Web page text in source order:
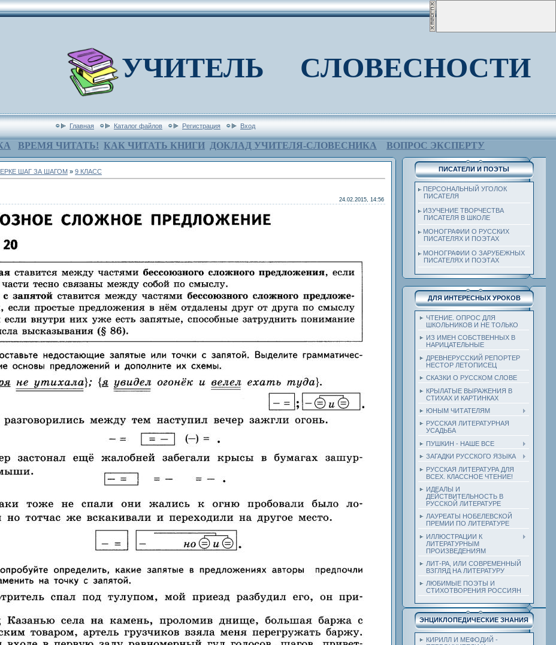
УЧИТЕЛЬ СЛОВЕСНОСТИ
Главная Каталог файлов Регистрация Вход
ВРЕМЯ ЧИТАТЬ! КАК ЧИТАТЬ КНИГИ ДОКЛАД УЧИТЕЛЯ-СЛОВЕСНИКА ВОПРОС ЭКСПЕРТУ
ШАГ ЗА ШАГОМ » 9 КЛАСС
24.02.2015, 14:56
ПИСАТЕЛИ И ПОЭТЫ
ПЕРСОНАЛЬНЫЙ УГОЛОК
ПИСАТЕЛЯ
ИЗУЧЕНИЕ ТВОРЧЕСТВА
ПИСАТЕЛЯ В ШКОЛЕ
МОНОГРАФИИ О РУССКИХ
ПИСАТЕЛЯХ И ПОЭТАХ
МОНОГРАФИИ О ЗАРУБЕЖНЫХ
ПИСАТЕЛЯХ И ПОЭТАХ
ДЛЯ ИНТЕРЕСНЫХ УРОКОВ
ЧТЕНИЕ. ОПРОС ДЛЯ
ШКОЛЬНИКОВ И НЕ ТОЛЬКО
ИЗ ИМЕН СОБСТВЕННЫХ В
НАРИЦАТЕЛЬНЫЕ
ДРЕВНЕРУССКИЙ РЕПОРТЕР
НЕСТОР ЛЕТОПИСЕЦ
СКАЗКИ О РУССКОМ СЛОВЕ
КРЫЛАТЫЕ ВЫРАЖЕНИЯ В
СТИХАХ И КАРТИНКАХ
ЮНЫМ ЧИТАТЕЛЯМ
РУССКАЯ ЛИТЕРАТУРНАЯ
УСАДЬБА
ПУШКИН - НАШЕ ВСЕ
ЗАГАДКИ РУССКОГО ЯЗЫКА
РУССКАЯ ЛИТЕРАТУРА ДЛЯ
ВСЕХ. КЛАССНОЕ ЧТЕНИЕ!
ИДЕАЛЫ И
ДЕЙСТВИТЕЛЬНОСТЬ В
РУССКОЙ ЛИТЕРАТУРЕ
ЛАУРЕАТЫ НОБЕЛЕВСКОЙ
ПРЕМИИ ПО ЛИТЕРАТУРЕ
ИЛЛЮСТРАЦИИ К
ЛИТЕРАТУРНЫМ
ПРОИЗВЕДЕНИЯМ
ЛИТ-РА, ИЛИ СОВРЕМЕННЫЙ
ВЗГЛЯД НА ЛИТЕРАТУРУ
ЛЮБИМЫЕ ПОЭТЫ И
СТИХОТВОРЕНИЯ РОССИЯН
ЭНЦИКЛОПЕДИЧЕСКИЕ ЗНАНИЯ
КИРИЛЛ И МЕФОДИЙ -